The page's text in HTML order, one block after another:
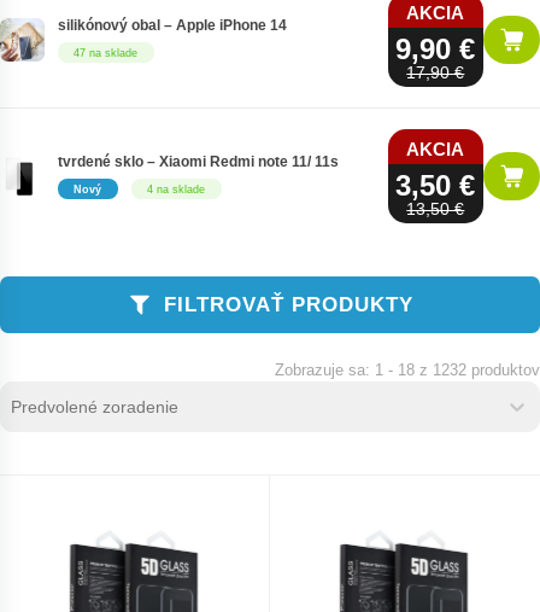
47 na sklade
silikónový obal – Apple iPhone 14
AKCIA
9,90 €
17,90 €
Nový 4 na sklade
tvrdené sklo – Xiaomi Redmi note 11/ 11s
AKCIA
3,50 €
13,50 €
FILTROVAŤ PRODUKTY
Zoradenie produktov
Sort content
1 - 18 z 1232 produktov